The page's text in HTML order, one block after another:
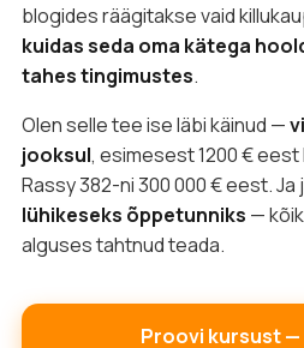
blogides räägitakse vaid
kuidas seda oma kätega
tahes tingimustes.
Olen selle tee ise läbi käinud —
jooksul, esimesest 1200 €
Rassy 382-ni 300 000 € eest. Ja
lühikeseks õppetunniks —
alguses tahtnud teada.
Proovi kursust —